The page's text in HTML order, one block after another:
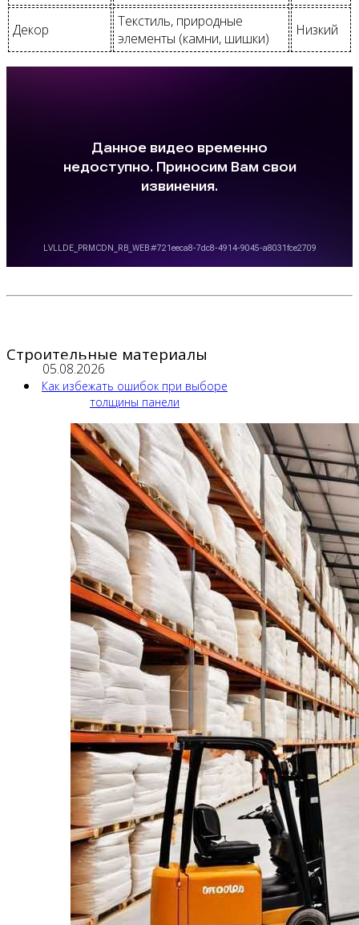
Декор
Текстиль, природные
элементы (камни, шишки)
Низкий
Строительные материалы
05.08.2026
Как избежать ошибок при выборе
толщины панели